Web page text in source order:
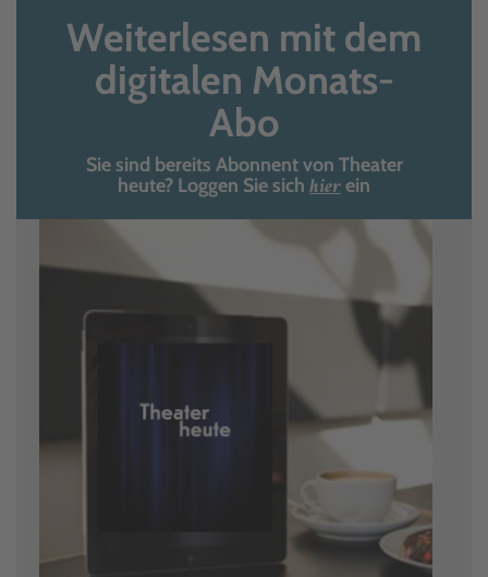
Weiterlesen mit dem
digitalen Monats-
Abo
Sie sind bereits Abonnent von Theater
heute? Loggen Sie sich hierein